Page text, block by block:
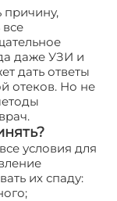
причину,
даже УЗИ и
дать ответы
отеков. Но не
условия для
их спаду: